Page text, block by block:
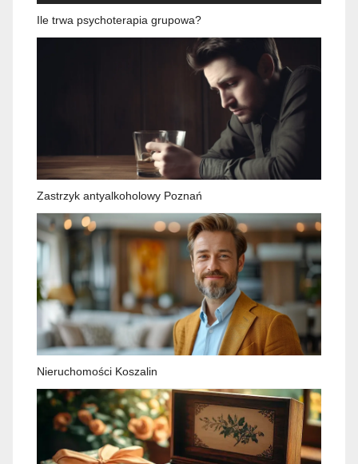
Ile trwa psychoterapia grupowa?
Zastrzyk antyalkoholowy Poznań
Nieruchomości Koszalin